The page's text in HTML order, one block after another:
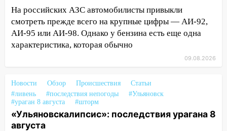
13:47 На Нижней Террасе мощным
ветром вырвало дерево с корнем
13:46 Сильный ветер сорвал крышу с
СТО на проспекте Созидателей
транспорту: в Ульяновске трамвай
сошёл с рельсов
13:22
Упавшие деревья перекрыли
дороги в Ульяновске: фото
На российских АЗС автомобилисты привыкли
смотреть прежде всего на крупные цифры — АИ-92,
АИ-95 или АИ-98. Однако у бензина есть еще одна
характеристика, которая обычно
09.08.2026
Новости Обзор Происшествия
Статьи
#ливень
#последствия непогоды
#Ульяновск
#ураган 8 августа
#шторм
«Ульяновскалипсис»: последствия урагана 8
августа